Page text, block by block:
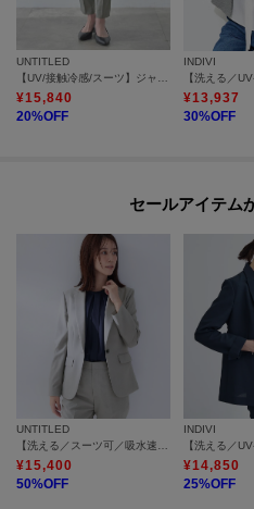
UNTITLED
¥15,840
20%OFF
INDIVI
¥13,937
30%OFF
セールアイテム
UNTITLED
¥15,400
50%OFF
INDIVI
¥14,850
25%OFF